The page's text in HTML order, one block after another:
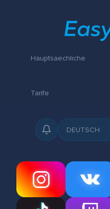
Hauptsaechliche
Tarife